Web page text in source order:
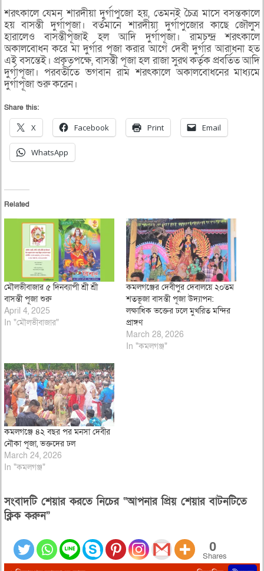
শরৎকালে যেমন শারদীয়া দুর্গাপুজো হয়, তেমনই চৈত্র মাসে বসন্তকালে
হয় বাসন্তী দুর্গাপূজা। বর্তমানে শারদীয়া দুর্গাপুজোর কাছে জৌলুস
হারালেও বাসন্তীপূজাই হল আদি দুর্গাপূজা। রামচন্দ্র শরৎকালে
অকালবোধন করে মা দুর্গার পূজা করার আগে দেবী দুর্গার আরাধনা হত
এই বসন্তেই। প্রকৃতপক্ষে, বাসন্তী পূজা হল রাজা সুরথ কর্তৃক প্রবর্তিত আদি
দুর্গাপূজা। পরবর্তীতে ভগবান রাম শরৎকালে অকালবোধনের মাধ্যমে
দুর্গাপূজা শুরু করেন।
Share this:
X Facebook Print Email
WhatsApp
Related
মৌলভীবাজার ৫ দিনব্যাপী শ্রী শ্রী
বাসন্তী পূজা শুরু
April 4, 2025
In "মৌলভীবাজার"
কমলগঞ্জের দেবীপুর দেবালয়ে ২০তম
শতভূজা বাসন্তী পূজা উদ্যাপন:
লক্ষাধিক ভক্তের ঢলে মুখরিত মন্দির
প্রাঙ্গণ
March 28, 2026
In "কমলগঞ্জ"
কমলগঞ্জে ৪২ বছর পর মনসা দেবীর
নৌকা পূজা, ভক্তদের ঢল
March 24, 2026
In "কমলগঞ্জ"
সংবাদটি শেয়ার করতে নিচের “আপনার প্রিয় শেয়ার বাটনটিতে
ক্লিক করুন”
0
Shares